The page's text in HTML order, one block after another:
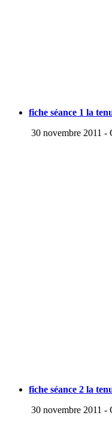
fiche séance 1 la
30 novembre 2011 -
fiche séance 2 la
30 novembre 2011 -